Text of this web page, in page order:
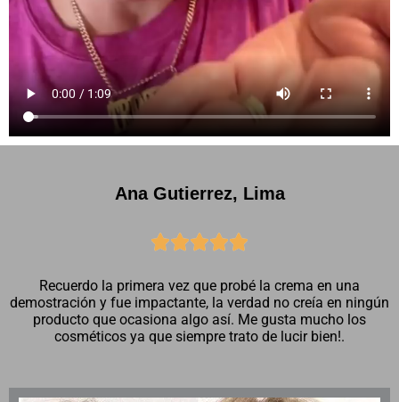
Ana Gutierrez, Lima

Recuerdo la primera vez que probé la crema en una
demostración y fue impactante, la verdad no creía en ningún
producto que ocasiona algo así. Me gusta mucho los
cosméticos ya que siempre trato de lucir bien!.